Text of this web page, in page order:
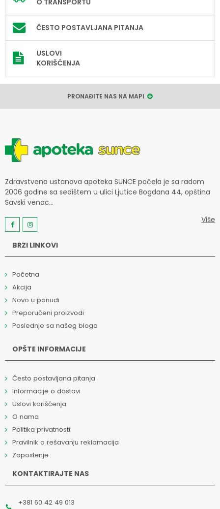
O TRANSPORTU
ČESTO POSTAVLJANA PITANJA
USLOVI
KORIŠĆENJA
PRONAĐITE NAS NA MAPI
Zdravstvena ustanova apoteka SUNCE počela je sa radom
2006 godine sa sedištem u ulici Ljutice Bogdana 44, opština
Savski venac...
Više
BRZI LINKOVI
Početna
Akcija
Novo u ponudi
Preporučeni proizvodi
Poslednje sa našeg bloga
OPŠTE INFORMACIJE
Često postavljana pitanja
Informacije o dostavi
Uslovi korišćenja
O nama
Politika privatnosti
Pravilnik o rešavanju reklamacija
Zaposlenje
KONTAKTIRAJTE NAS
+381 60 42 49 013